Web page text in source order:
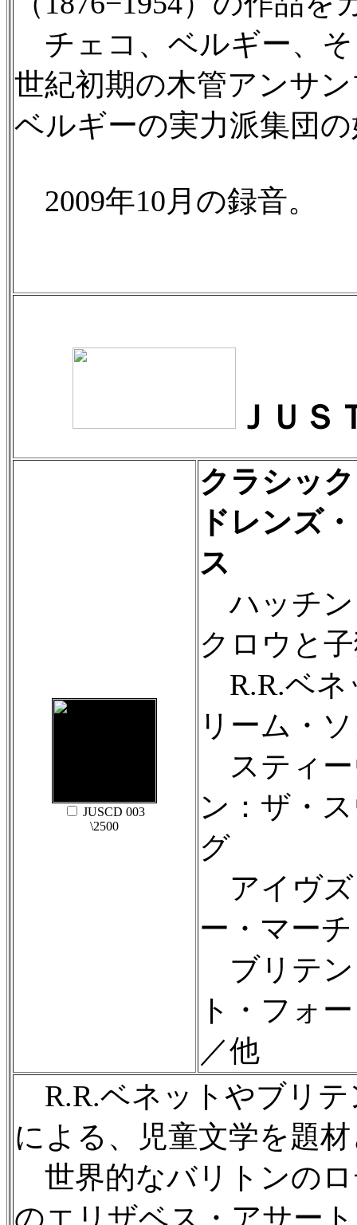
チェコ、ベルギー、そ
世紀初期の木管アンサ
ベルギーの実力派集団
2009年10月の録音。
ＪＵ
JUSCD 003
\2500
クラシッ
ドレンズ
ス
ハッチン
クロウと
R.R.ベネ
リーム・
スティー
ン：ザ・
グ
アイヴズ
ー・マーチ
ブリテン
ト・フォ
／他
R.R.ベネットやブリ
による、児童文学を題
世界的なバリトンの
のエリザベス・アサー